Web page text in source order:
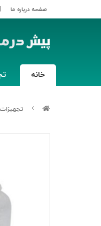
صفحه درباره ما
خانه